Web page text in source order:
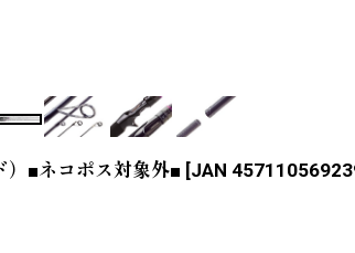
）■ネコポス対象外■ [JAN